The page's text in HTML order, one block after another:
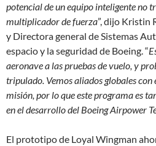
potencial de un equipo inteligente no
multiplicador de fuerza”, dijo Kristin
y Directora general de Sistemas
espacio y la seguridad de Boeing. “
aeronave a las pruebas de vuelo, y
tripulado. Vemos aliados globales con
misión, por lo que este programa es
en el desarrollo del Boeing Airpower
El prototipo de Loyal Wingman